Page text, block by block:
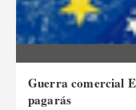
Guerra comercial
pagarás